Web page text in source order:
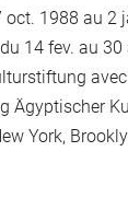
1988 au 2
14 fev. au 30
Ägyptischer
York,